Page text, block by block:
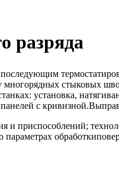
разряда
стыковых
установка,
с
приспособлений;